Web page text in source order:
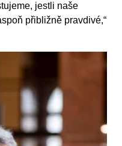
jestli naše
přibližně pravdivé,“